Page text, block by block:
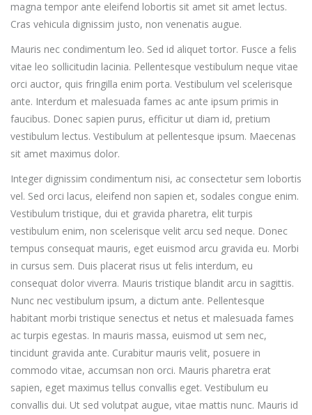
magna tempor ante eleifend lobortis sit amet sit amet lectus.
Cras vehicula dignissim justo, non venenatis augue.
Mauris nec condimentum leo. Sed id aliquet tortor. Fusce a felis
vitae leo sollicitudin lacinia. Pellentesque vestibulum neque vitae
orci auctor, quis fringilla enim porta. Vestibulum vel scelerisque
ante. Interdum et malesuada fames ac ante ipsum primis in
faucibus. Donec sapien purus, efficitur ut diam id, pretium
vestibulum lectus. Vestibulum at pellentesque ipsum. Maecenas
sit amet maximus dolor.
Integer dignissim condimentum nisi, ac consectetur sem lobortis
vel. Sed orci lacus, eleifend non sapien et, sodales congue enim.
Vestibulum tristique, dui et gravida pharetra, elit turpis
vestibulum enim, non scelerisque velit arcu sed neque. Donec
tempus consequat mauris, eget euismod arcu gravida eu. Morbi
in cursus sem. Duis placerat risus ut felis interdum, eu
consequat dolor viverra. Mauris tristique blandit arcu in sagittis.
Nunc nec vestibulum ipsum, a dictum ante. Pellentesque
habitant morbi tristique senectus et netus et malesuada fames
ac turpis egestas. In mauris massa, euismod ut sem nec,
tincidunt gravida ante. Curabitur mauris velit, posuere in
commodo vitae, accumsan non orci. Mauris pharetra erat
sapien, eget maximus tellus convallis eget. Vestibulum eu
convallis dui. Ut sed volutpat augue, vitae mattis nunc. Mauris id